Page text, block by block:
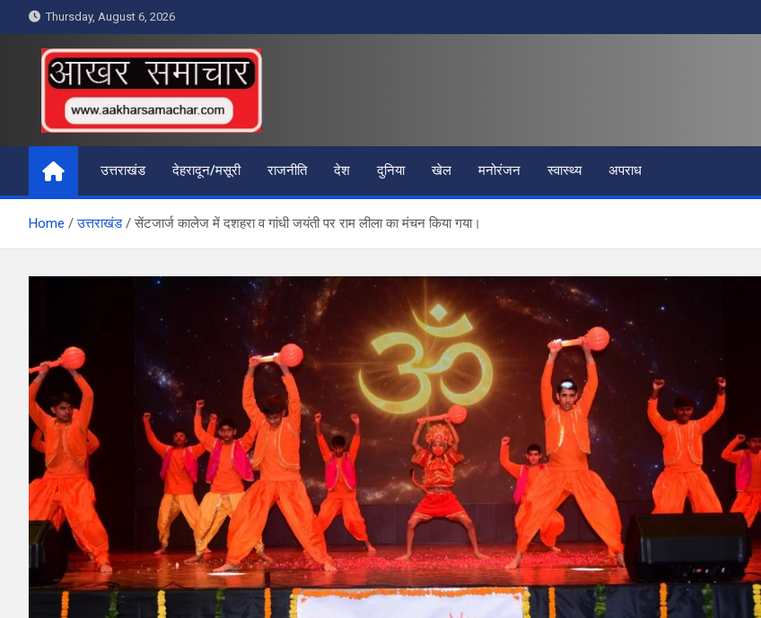
to
content
Thursday, August 6, 2026
आखर समाचार
उत्तराखंड देहरादून/मसूरी राजनीति देश दुनिया खेल मनोरंजन स्वास्थ्य अपराध
Home उत्तराखंड सेंटजार्ज कालेज में दशहरा व गांधी जयंती पर राम लीला का मंचन किया गया।